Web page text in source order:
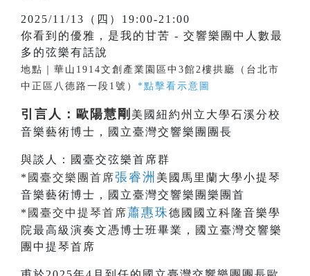
2025/11/13（四）19:00-21:00
你看到的優雅，是我的甘苦 - 交響樂團中人數最
多的弦樂有話說
地點｜華山1914文創產業園區中3館2樓拱廳（台北市
中正區八德路一段1號） *點擊看示意圖
引言人：歐陽慧剛 美國紐約州立大學石溪分校
音樂藝術博士，國立臺灣交響樂團團長
與談人：國臺交弦樂首席群
* 國臺交樂團首席張睿洲 美國馬里蘭大學小提琴
音樂藝術博士，國立臺灣交響樂團樂團首
* 國臺交中提琴首席蕭惠珠德國國立科隆音樂學
院最高級演奏文憑博士班畢業，國立臺灣交響樂
團中提琴首席